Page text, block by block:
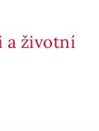
a životní